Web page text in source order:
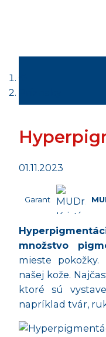
01.11.2023
Garant
množstvo
mieste
našej kože.
ktoré sú
napríklad tvár,